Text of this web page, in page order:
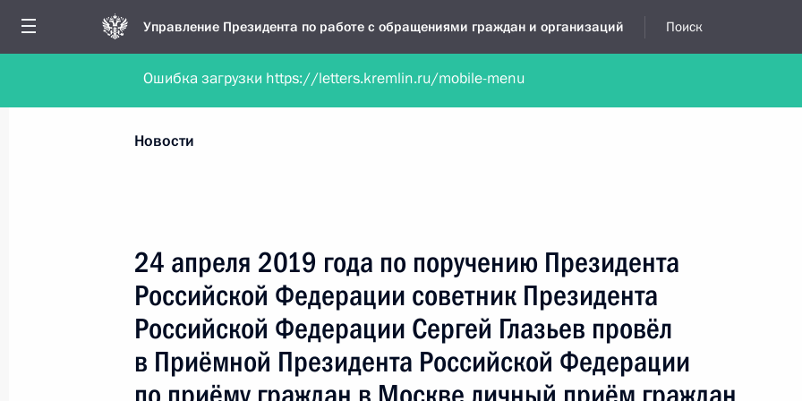
Управление Президента по работе с обращениями граждан и организаций Поиск
Обратиться в форме электронного документа Обратиться в устной форме
Все новости
Все руководители, регионы, города и темы
Новости
24 апреля 2019 года по поручению Президента
Российской Федерации советник Президента
Российской Федерации Сергей Глазьев провёл
в Приёмной Президента Российской Федерации
Ошибка загрузки https://letters.kremlin.ru/mobile-menu